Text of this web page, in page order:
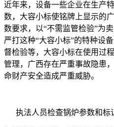
近年来，设备一些企业在生产
数，大容小标使铭牌上显示的
数要求，以“不需监管检验”为
严打这种“大容小标”的特种设
督检验等，大容小标在使用过
管理，广西存在严重事故隐患
命财产安全造成严重威胁。
执法人员检查锅炉参数和标